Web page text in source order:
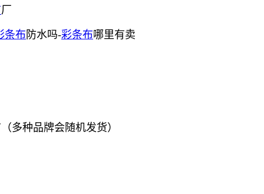
厂
条布 防水吗-彩条布哪里有卖
多种品牌会随机发货）